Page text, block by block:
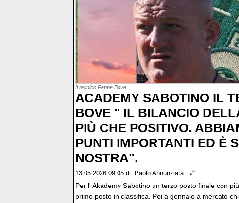
Il tecnico Peppe Bove
ACADEMY SABOTINO IL
BOVE " IL BILANCIO
PIÙ CHE POSITIVO.
PUNTI IMPORTANTI ED È
NOSTRA".
13.05.2026 09:05 di Paolo Annunziata
Per l' Akademy Sabotino un terzo posto finale con
primo posto in classifica. Poi a gennaio a mercato